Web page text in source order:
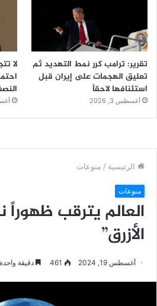
تقرير: ترامب كرر نمط التهديد ثم
تعليق الهجمات على إيران قبل
استئنافها لاحقاً
أغسطس 3, 2026
لا